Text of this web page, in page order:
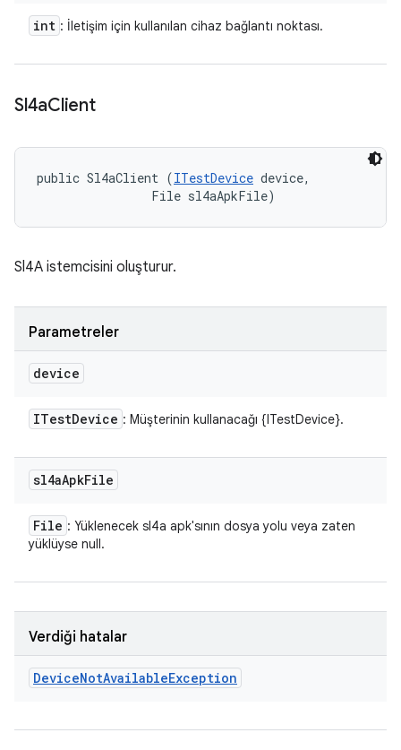
int : İletişim için kullanılan cihaz bağlantı noktası.
Sl4aClient
public Sl4aClient (ITestDevice device,
                File sl4aApkFile)
Sl4A istemcisini oluşturur.
Parametreler
device
ITestDevice : Müşterinin kullanacağı {ITestDevice}.
sl4aApkFile
File : Yüklenecek sl4a apk'sının dosya yolu veya zaten
yüklüyse null.
Verdiği hatalar
DeviceNotAvailableException